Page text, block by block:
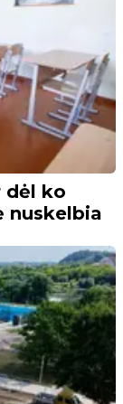
dėl ko
nuskelbia